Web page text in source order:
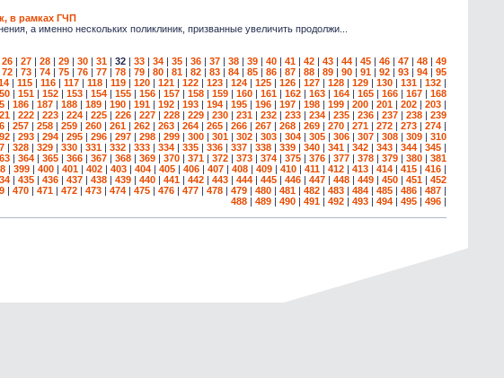
в рамках ГЧП
а именно нескольких поликлиник, призванные увеличить продолжи...
26 | 27 | 28 | 29 | 30 | 31 | 32 | 33 | 34 | 35 | 36 | 37 | 38 | 39 | 40 | 41 | 42 | 43 | 44 | 45 | 46 | 47 | 48 | 49
72 | 73 | 74 | 75 | 76 | 77 | 78 | 79 | 80 | 81 | 82 | 83 | 84 | 85 | 86 | 87 | 88 | 89 | 90 | 91 | 92 | 93 | 94 | 95
| 115 | 116 | 117 | 118 | 119 | 120 | 121 | 122 | 123 | 124 | 125 | 126 | 127 | 128 | 129 | 130 | 131 | 132 |
| 151 | 152 | 153 | 154 | 155 | 156 | 157 | 158 | 159 | 160 | 161 | 162 | 163 | 164 | 165 | 166 | 167 | 168
| 186 | 187 | 188 | 189 | 190 | 191 | 192 | 193 | 194 | 195 | 196 | 197 | 198 | 199 | 200 | 201 | 202 | 203 |
| 222 | 223 | 224 | 225 | 226 | 227 | 228 | 229 | 230 | 231 | 232 | 233 | 234 | 235 | 236 | 237 | 238 | 239
| 257 | 258 | 259 | 260 | 261 | 262 | 263 | 264 | 265 | 266 | 267 | 268 | 269 | 270 | 271 | 272 | 273 | 274 |
| 293 | 294 | 295 | 296 | 297 | 298 | 299 | 300 | 301 | 302 | 303 | 304 | 305 | 306 | 307 | 308 | 309 | 310
| 328 | 329 | 330 | 331 | 332 | 333 | 334 | 335 | 336 | 337 | 338 | 339 | 340 | 341 | 342 | 343 | 344 | 345 |
| 364 | 365 | 366 | 367 | 368 | 369 | 370 | 371 | 372 | 373 | 374 | 375 | 376 | 377 | 378 | 379 | 380 | 381
| 399 | 400 | 401 | 402 | 403 | 404 | 405 | 406 | 407 | 408 | 409 | 410 | 411 | 412 | 413 | 414 | 415 | 416 |
| 435 | 436 | 437 | 438 | 439 | 440 | 441 | 442 | 443 | 444 | 445 | 446 | 447 | 448 | 449 | 450 | 451 | 452
| 470 | 471 | 472 | 473 | 474 | 475 | 476 | 477 | 478 | 479 | 480 | 481 | 482 | 483 | 484 | 485 | 486 | 487 |
488 | 489 | 490 | 491 | 492 | 493 | 494 | 495 | 496 |